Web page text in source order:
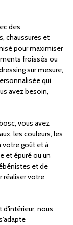
des
chaussures et
pour maximiser
froissés ou
sur mesure,
qui
avez besoin,
vous avez
les couleurs, les
goût et à
et épuré ou un
et de
réaliser votre
d'intérieur, nous